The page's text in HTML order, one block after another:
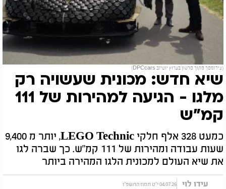
(צילומסך מתוך סרטון בערוץ יוטיוב DPCcars)
שיא חדש: מכונית שעשויה רק
מלגו - הגיעה למהירות של 111
קמ"ש
כמעט 328 אלף חלקי LEGO Technic, יותר מ 9,400
שעות עבודה ומהירות של 111 קמ"ש. כך שברה לגו
את שיא העולם למכונית הלגו המהירה ביותר
עידו לוי 04.07.26 י"ט תמוז התשפ"ו